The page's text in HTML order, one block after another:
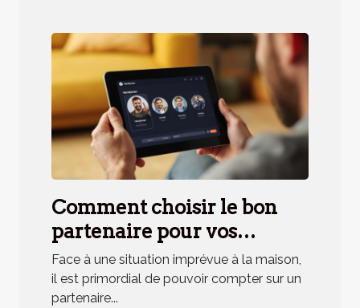
Comment choisir le bon
partenaire pour vos
urgences domestiques ?
Face à une situation imprévue à la maison,
il est primordial de pouvoir compter sur un
partenaire...